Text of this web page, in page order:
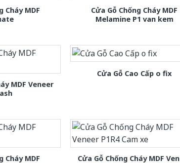
Cháy MDF
Cửa Gỗ Chống Cháy MDF
Melamine P1 van kem
MDF Veneer
Cửa Gỗ Cao Cấp o fix
Cháy MDF
Cửa Gỗ Chống Cháy MDF